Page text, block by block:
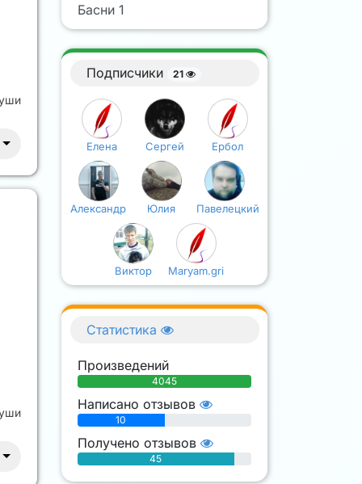
Басни 1
Подписчики 21
Елена Сергей Ербол
Александр Юлия Павелецкий
Виктор Maryam.gri
Статистика
Произведений
4045
Написано отзывов
10
Получено отзывов
45